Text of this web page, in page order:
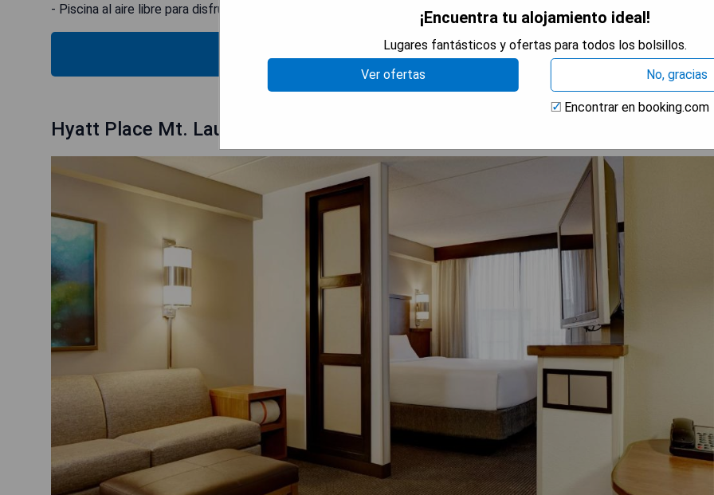
- Piscina al aire libre para disfrutar en verano.
MOSTRAR PRECIOS
Hyatt Place Mt. Laurel
¡Encuentra tu alojamiento ideal!
Lugares fantásticos y ofertas para todos los bolsillos.
Ver ofertas
No, gracias
Encontrar en booking.com